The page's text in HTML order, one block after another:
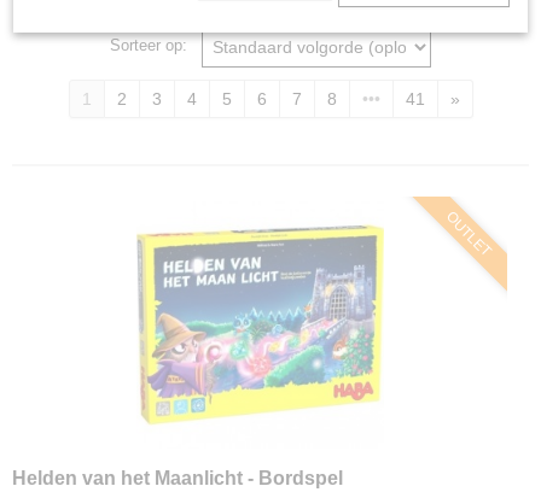
Sorteer op:
1 2 3 4 5 6 7 8 ••• 41 »
OUTLET
Helden van het Maanlicht - Bordspel